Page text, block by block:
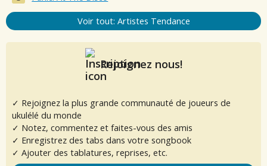
Voir tout: Artistes Tendance
Rejoignez nous!
✓ Rejoignez la plus grande communauté de joueurs de
ukulélé du monde
✓ Notez, commentez et faites-vous des amis
✓ Enregistrez des tabs dans votre songbook
✓ Ajouter des tablatures, reprises, etc.